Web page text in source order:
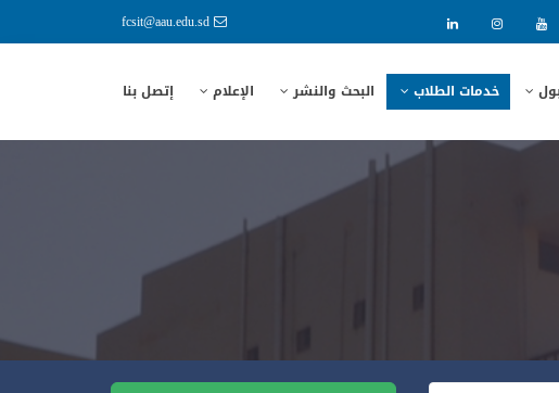
fcsit@aau.edu.sd
خدمات الطلاب البحث والنشر الإعلام إتصل بنا